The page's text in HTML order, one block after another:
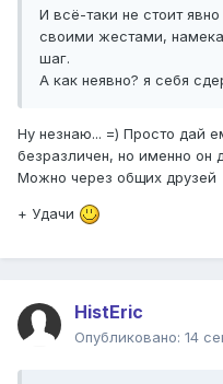
И всё-таки не стоит
своими жестами,
шаг.
А как неявно? я себя
Ну незнаю... =) Просто дай
безразличен, но именно он
Можно через общих друзей
+ Удачи
HistEric
Опубликовано: 14